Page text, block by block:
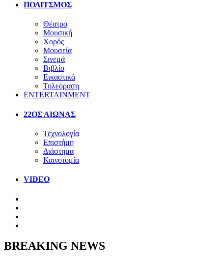
ΠΟΛΙΤΣΜΟΣ
Θέατρο
Μουσική
Χορός
Μουσεία
Σινεμά
Βιβλίο
Εικαστικά
Τηλεόραση
ENTERTAINMENT
22ΟΣ ΑΙΩΝΑΣ
Τεχνολογία
Επιστήμη
Διάστημα
Καινοτομία
VIDEO
BREAKING NEWS